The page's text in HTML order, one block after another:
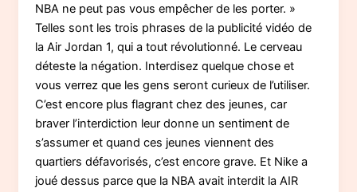
NBA ne peut pas vous empêcher de les porter. »
Telles sont les trois phrases de la publicité vidéo de
la Air Jordan 1, qui a tout révolutionné. Le cerveau
déteste la négation. Interdisez quelque chose et
vous verrez que les gens seront curieux de l’utiliser.
C’est encore plus flagrant chez des jeunes, car
braver l’interdiction leur donne un sentiment de
s’assumer et quand ces jeunes viennent des
quartiers défavorisés, c’est encore grave. Et Nike a
joué dessus parce que la NBA avait interdit la AIR